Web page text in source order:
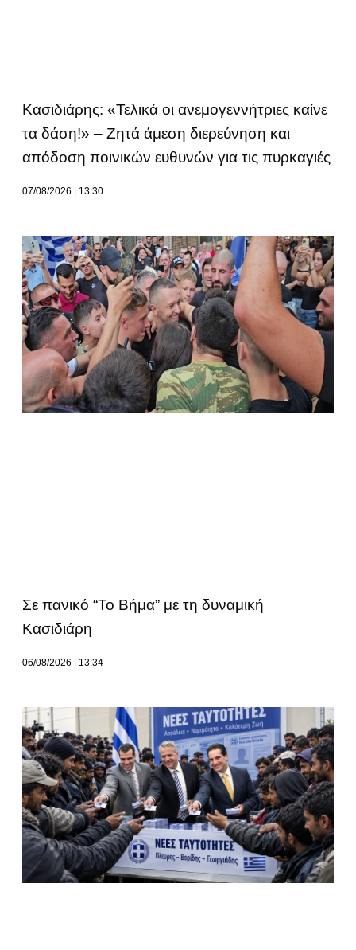
Κασιδιάρης: «Τελικά οι ανεμογεννήτριες καίνε
τα δάση!» – Ζητά άμεση διερεύνηση και
απόδοση ποινικών ευθυνών για τις πυρκαγιές
07/08/2026 13:30
Σε πανικό “Το Βήμα” με τη δυναμική
Κασιδιάρη
06/08/2026 13:34